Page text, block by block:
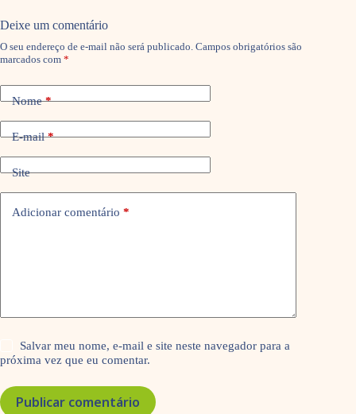
Deixe um comentário
O seu endereço de e-mail não será publicado. Campos obrigatórios são
marcados com *
Nome*
E-mail*
Site
Adicionar comentário *
Salvar meu nome, e-mail e site neste navegador para a
próxima vez que eu comentar.
Publicar comentário